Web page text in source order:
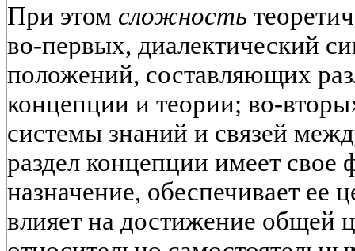
При этом сложность
во-первых, диалектический
положений, составляющих
концепции и теории; во-
системы знаний и связей
раздел концепции имеет свое
назначение, обеспечивает ее
влияет на достижение общей